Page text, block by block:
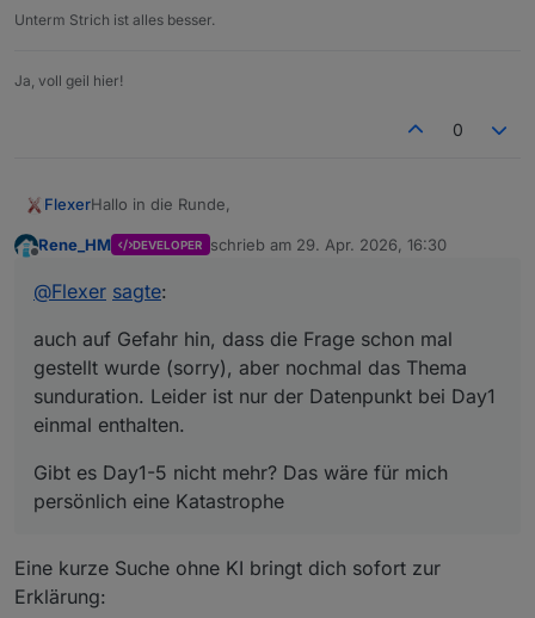
Unterm Strich ist alles besser.
Ja, voll geil hier!
0
FlexerHallo in die Runde,
auch auf Gefahr hin, dass die Frage schon mal gestellt
Leider ist nur der Datenpunkt bei Day1 einmal enthalten.
Gibt es Day1-5 nicht mehr? Das wäre für mich
Zusätzlich steht bei mir auch nur null im DP. Log auf
Debug ist sauber. Location ist erkannt.
Viele liebe Grüße
Rene_HM DEVELOPER schrieb am 29. Apr. 2026, 16:30
zuletzt editiert von
@Flexer sagte:
auch auf Gefahr hin, dass die Frage schon mal
gestellt wurde (sorry), aber nochmal das Thema
sunduration. Leider ist nur der Datenpunkt bei Day1
einmal enthalten.
Gibt es Day1-5 nicht mehr? Das wäre für mich
persönlich eine Katastrophe
Eine kurze Suche ohne KI bringt dich sofort zur
Erklärung: